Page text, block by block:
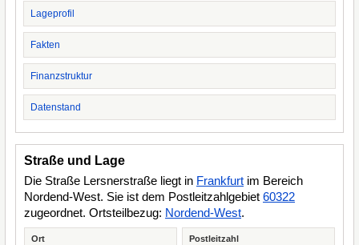
Lageprofil
Fakten
Finanzstruktur
Datenstand
Straße und Lage
Die Straße Lersnerstraße liegt in Frankfurt im Bereich
Nordend-West. Sie ist dem Postleitzahlgebiet 60322
zugeordnet. Ortsteilbezug: Nordend-West.
Ort Postleitzahl